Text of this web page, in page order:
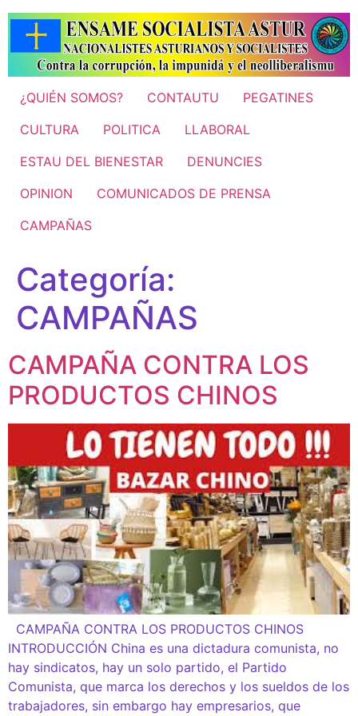
contenido
¿QUIÉN SOMOS? CONTAUTU
PEGATINES
CULTURA
POLITICA
LLABORAL
ESTAU DEL BIENESTAR
DENUNCIES
OPINION
COMUNICADOS DE PRENSA
CAMPAÑAS
Categoría:
CAMPAÑAS
CAMPAÑA CONTRA LOS
PRODUCTOS CHINOS
CAMPAÑA CONTRA LOS PRODUCTOS CHINOS
INTRODUCCIÓN China es una dictadura comunista, no
hay sindicatos, hay un solo partido, el Partido
Comunista, que marca los derechos y los sueldos de los
trabajadores, sin embargo hay empresarios, que